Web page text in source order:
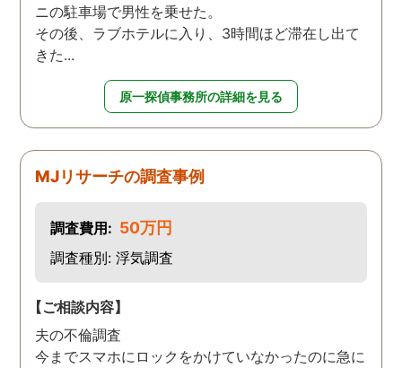
ニの駐車場で男性を乗せた。
その後、ラブホテルに入り、3時間ほど滞在し出て
きた...
原一探偵事務所の詳細を見る
MJリサーチの調査事例
調査費用: 50万円
調査種別: 浮気調査
【ご相談内容】
夫の不倫調査
今までスマホにロックをかけていなかったのに急に